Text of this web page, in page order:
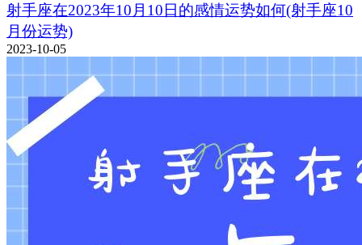
射手座在2023年10月10日的感情运势如何(射手座10
月份运势)
2023-10-05